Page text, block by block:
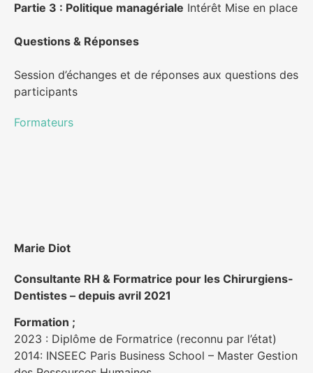
Partie 3 : Politique managériale Intérêt Mise en place
Questions & Réponses
Session d’échanges et de réponses aux questions des
participants
Formateurs
Marie Diot
Consultante RH & Formatrice pour les Chirurgiens-
Dentistes – depuis avril 2021
Formation ;
2023 : Diplôme de Formatrice (reconnu par l’état)
2014: INSEEC Paris Business School – Master Gestion